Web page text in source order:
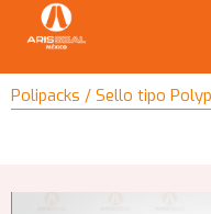
Polipacks / Sello tipo